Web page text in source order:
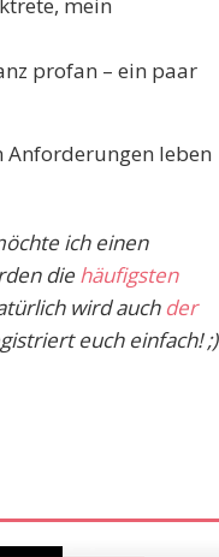
profan – ein paar
Anforderungen leben
ich einen
die häufigsten
wird auchder
euch einfach! ;)